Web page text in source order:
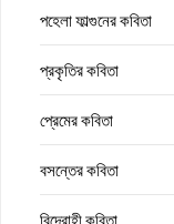
পহেলা ফাল্গুনের কবিতা
প্রকৃতির কবিতা
প্রেমের কবিতা
বসন্তের কবিতা
বিদ্রোহী কবিতা